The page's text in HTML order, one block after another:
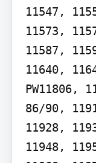
11547,
11573,
11587,
11640,
PW11806,
86/90,
11928,
11948,